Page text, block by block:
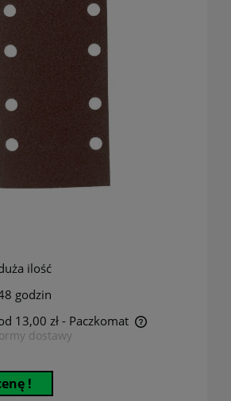
ilość
godzin
13,00 zł - Paczkomat
kosztów płatności
dostawy
!